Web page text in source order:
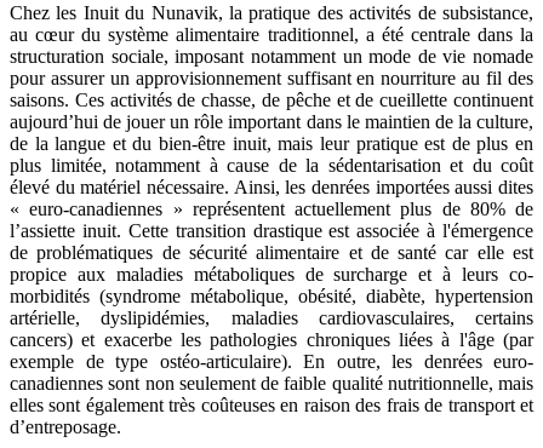
Chez les Inuit du Nunavik, la pratique des activités de subsistance,
au cœur du système alimentaire traditionnel, a été centrale dans la
structuration sociale, imposant notamment un mode de vie nomade
pour assurer un approvisionnement suffisant en nourriture au fil des
saisons. Ces activités de chasse, de pêche et de cueillette continuent
aujourd’hui de jouer un rôle important dans le maintien de la culture,
de la langue et du bien-être inuit, mais leur pratique est de plus en
plus limitée, notamment à cause de la sédentarisation et du coût
élevé du matériel nécessaire. Ainsi, les denrées importées aussi dites
« euro-canadiennes » représentent actuellement plus de 80% de
l’assiette inuit. Cette transition drastique est associée à l'émergence
de problématiques de sécurité alimentaire et de santé car elle est
propice aux maladies métaboliques de surcharge et à leurs co-
morbidités (syndrome métabolique, obésité, diabète, hypertension
artérielle, dyslipidémies, maladies cardiovasculaires, certains
cancers) et exacerbe les pathologies chroniques liées à l'âge (par
exemple de type ostéo-articulaire). En outre, les denrées euro-
canadiennes sont non seulement de faible qualité nutritionnelle, mais
elles sont également très coûteuses en raison des frais de transport et
d’entreposage.